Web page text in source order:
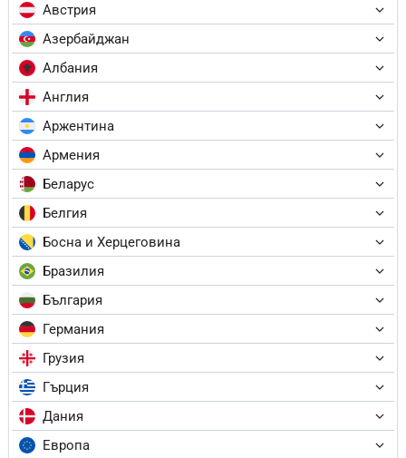
Австрия
Азербайджан
Албания
Англия
Аржентина
Армения
Беларус
Белгия
Босна и Херцеговина
Бразилия
България
Германия
Грузия
Гърция
Дания
Европа